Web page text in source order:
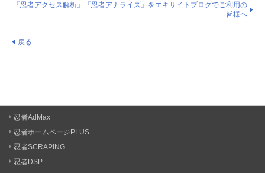
『忍者アクセス解析』『忍者アナライズ』をエキサイトブログでご利用の
皆様へ
戻る
忍者AdMax
忍者ホームページPLUS
忍者SCRAPING
忍者DSP